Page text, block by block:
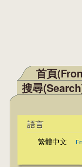
主選單
首頁
搜尋
語言
繁體中文